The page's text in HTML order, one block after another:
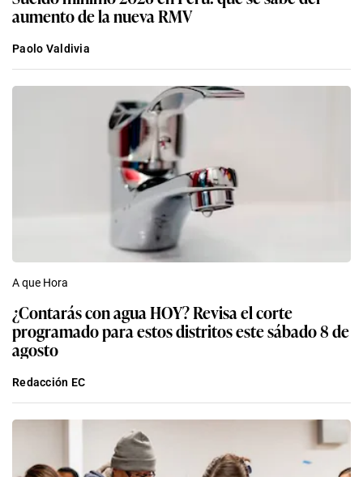
aumento de la nueva RMV
Paolo Valdivia
A que Hora
¿Contarás con agua HOY? Revisa el corte
programado para estos distritos este sábado 8 de
agosto
Redacción EC